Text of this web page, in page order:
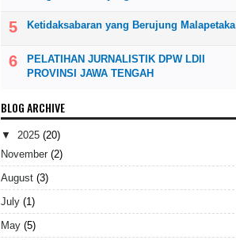
Ketidaksabaran yang Berujung Malapetaka
PELATIHAN JURNALISTIK DPW LDII
PROVINSI JAWA TENGAH
BLOG ARCHIVE
▼ 2025 (20)
November (2)
August (3)
July (1)
May (5)